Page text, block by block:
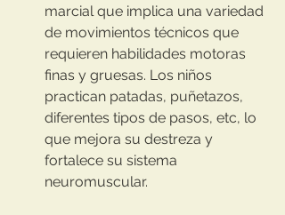
marcial que implica una variedad
de movimientos técnicos que
requieren habilidades motoras
finas y gruesas. Los niños
practican patadas, puñetazos,
diferentes tipos de pasos, etc, lo
que mejora su destreza y
fortalece su sistema
neuromuscular.